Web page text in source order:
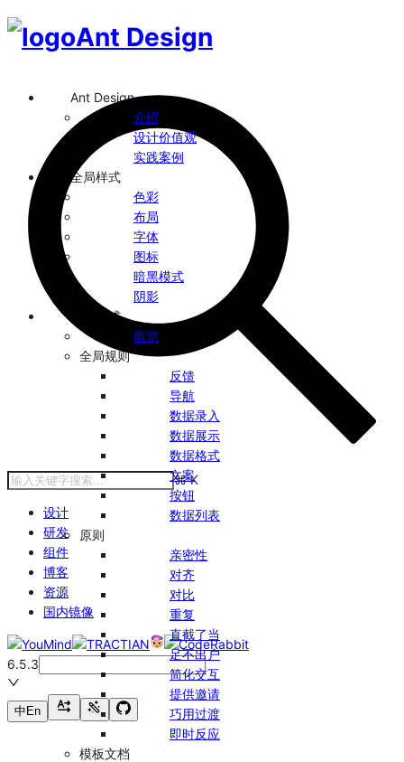
Ant Design
⌘K
设计
研发
组件
博客
资源
国内镜像
6.5.3
中En
Ant Design
介绍
设计价值观
实践案例
全局样式
色彩
布局
字体
图标
暗黑模式
阴影
设计模式
概览
全局规则
反馈
导航
数据录入
数据展示
数据格式
文案
按钮
数据列表
原则
亲密性
对齐
对比
重复
直截了当
足不出户
简化交互
提供邀请
巧用过渡
即时反应
模板文档